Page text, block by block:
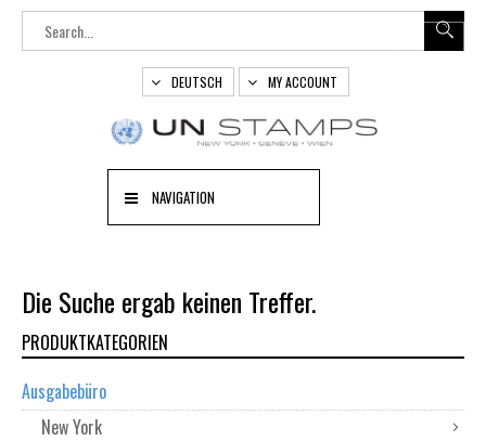
DEUTSCH MY ACCOUNT
NAVIGATION
Die Suche ergab keinen Treffer.
PRODUKTKATEGORIEN
Ausgabebüro
New York